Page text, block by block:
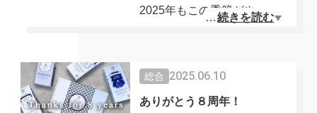
ゆる豊かさを開花させてくれ
10年目も実直に愛を込めて、
魂から「おいしい」と感じら
れるお茶をお届けできるよ
2025年もこの季節がやって
⭐︎
リッチなオーガニック抹茶の
続きを読む
総合 2025.06.10
ありがとう８周年！